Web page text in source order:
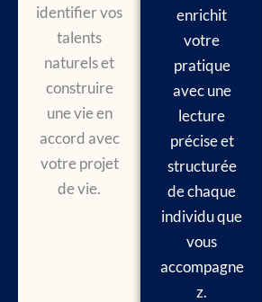
identifier vos
talents
naturels et
construire
une vie en
accord avec
votre projet
de vie.
enrichit
votre
pratique
avec une
lecture
précise et
structurée
de chaque
individu que
vous
accompagne
z.